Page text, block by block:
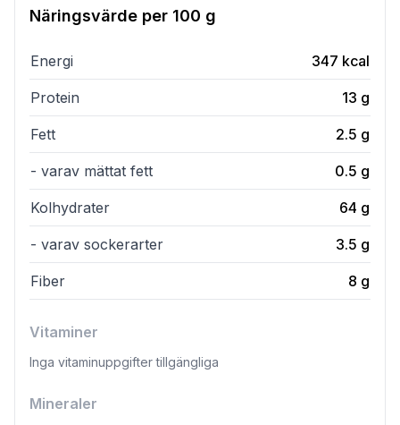
Näringsvärde per 100 g
Energi 347 kcal
Protein 13 g
Fett 2.5 g
- varav mättat fett 0.5 g
Kolhydrater 64 g
- varav sockerarter 3.5 g
Fiber 8 g
Vitaminer
Inga vitaminuppgifter tillgängliga
Mineraler